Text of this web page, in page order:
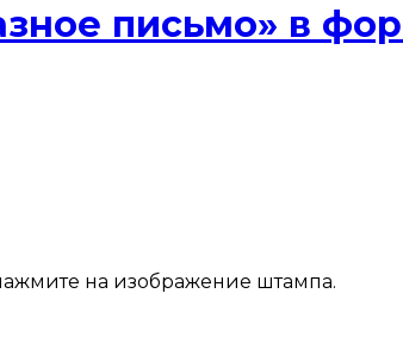
письмо» в
на изображение штампа.